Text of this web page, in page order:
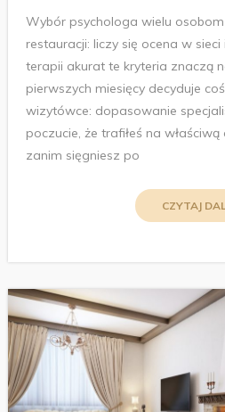
Wybór psychologa wielu
restauracji: liczy się ocena w
terapii akurat te kryteria znaczą
pierwszych miesięcy decyduje
wizytówce: dopasowanie
poczucie, że trafiłeś na
zanim sięgniesz po
CZYTAJ